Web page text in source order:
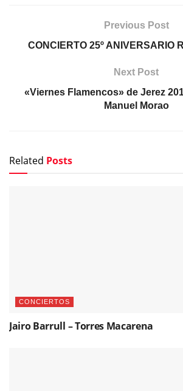
Previous Post
CONCIERTO 25º ANIVERSARIO
Next Post
«Viernes Flamencos» de Jerez
Manuel Morao
Related Posts
CONCIERTOS
Jairo Barrull – Torres Macarena